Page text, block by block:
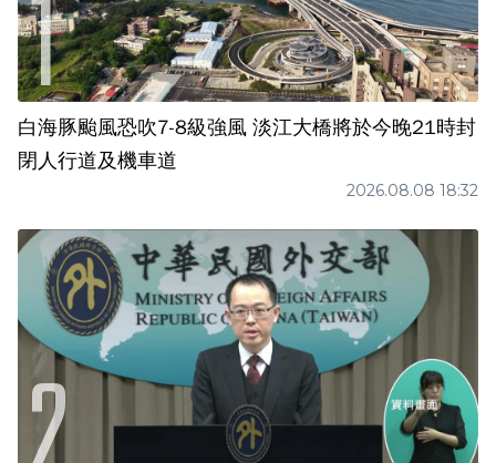
白海豚颱風恐吹7-8級強風 淡江大橋將於今晚21時封
閉人行道及機車道
2026.08.08 18:32